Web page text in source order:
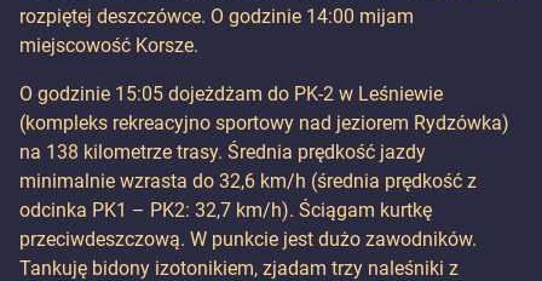
rozpiętej deszczówce. O godzinie 14:00 mijam
miejscowość Korsze.
O godzinie 15:05 dojeżdżam do PK-2 w Leśniewie
(kompleks rekreacyjno sportowy nad jeziorem Rydzówka)
na 138 kilometrze trasy. Średnia prędkość jazdy
minimalnie wzrasta do 32,6 km/h (średnia prędkość z
odcinka PK1 – PK2: 32,7 km/h). Ściągam kurtkę
przeciwdeszczową. W punkcie jest dużo zawodników.
Tankuję bidony izotonikiem, zjadam trzy naleśniki z